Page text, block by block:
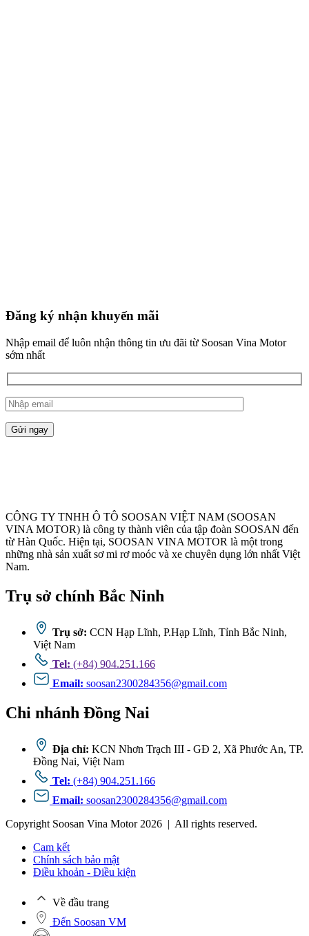
Đăng ký nhận khuyến mãi
Nhập email để luôn nhận thông tin ưu đãi từ Soosan Vina Motor
sớm nhất
CÔNG TY TNHH Ô TÔ SOOSAN VIỆT NAM (SOOSAN
VINA MOTOR) là công ty thành viên của tập đoàn SOOSAN đến
từ Hàn Quốc. Hiện tại, SOOSAN VINA MOTOR là một trong
những nhà sản xuất sơ mi rơ moóc và xe chuyên dụng lớn nhất Việt
Nam.
Trụ sở chính Bắc Ninh
Trụ sở: CCN Hạp Lĩnh, P.Hạp Lĩnh, Tỉnh Bắc Ninh,
Việt Nam
Tel: (+84) 904.251.166
Email: soosan2300284356@gmail.com
Chi nhánh Đồng Nai
Địa chỉ: KCN Nhơn Trạch III - GĐ 2, Xã Phước An, TP.
Đồng Nai, Việt Nam
Tel: (+84) 904.251.166
Email: soosan2300284356@gmail.com
Copyright Soosan Vina Motor 2026 | All rights reserved.
Cam kết
Chính sách bảo mật
Điều khoản - Điều kiện
Về đầu trang
Đến Soosan VM